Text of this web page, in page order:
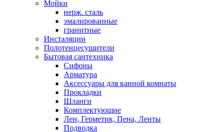
Мойки
нерж. сталь
эмалированные
гранитные
Инсталяции
Полотенцесушители
Бытовая сантехника
Сифоны
Арматура
Аксессуары для ванной комнаты
Прокладки
Шланги
Комплектующие
Лен, Герметик, Пена, Ленты
Подводка